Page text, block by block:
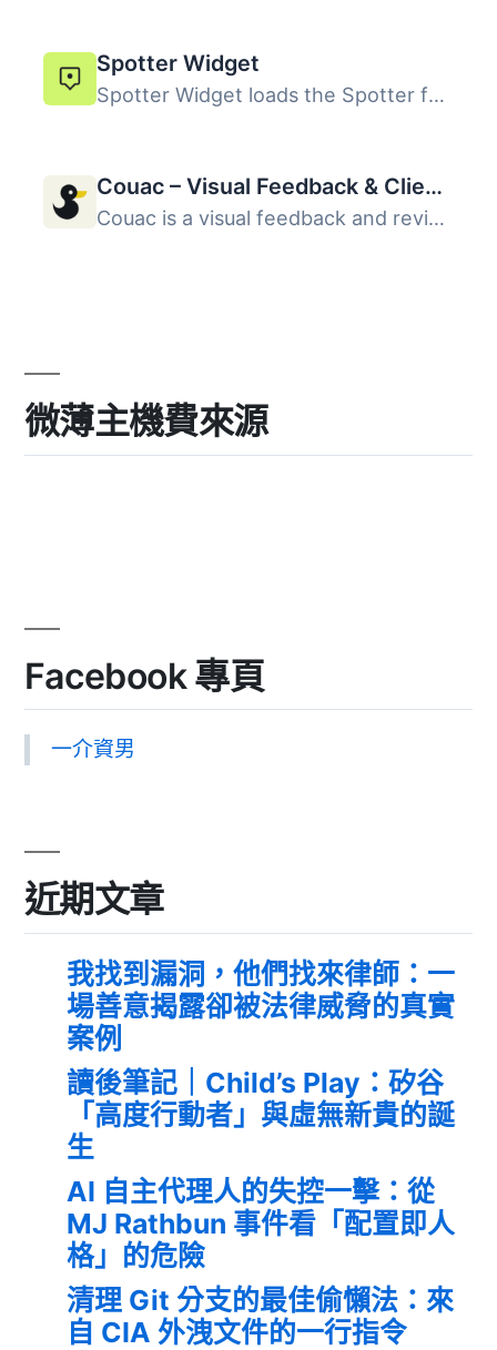
Spotter Widget
Spotter Widget loads the Spotter feedback script on your ...
Couac – Visual Feedback & Client Reviews
Couac is a visual feedback and review tool for agencies a...
微薄主機費來源
Facebook 專頁
一介資男
近期文章
我找到漏洞，他們找來律師：一
場善意揭露卻被法律威脅的真實
案例
讀後筆記｜Child’s Play：矽谷
「高度行動者」與虛無新貴的誕
生
AI 自主代理人的失控一擊：從
MJ Rathbun 事件看「配置即人
格」的危險
清理 Git 分支的最佳偷懶法：來
自 CIA 外洩文件的一行指令